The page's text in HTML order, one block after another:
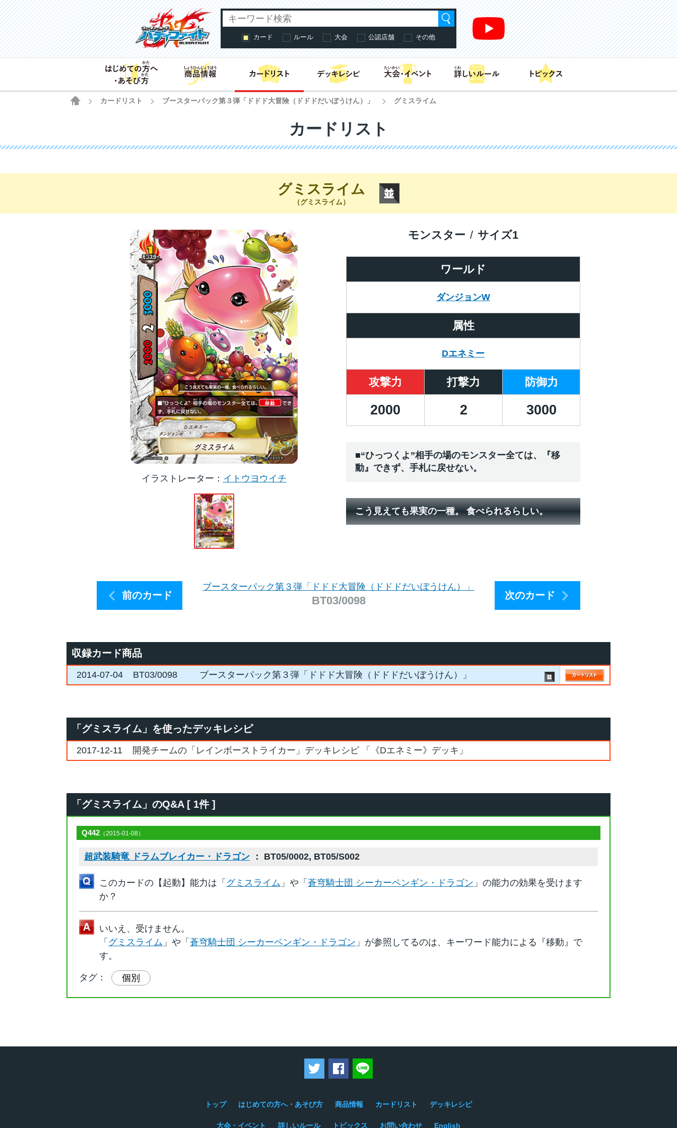
カード ルール 大会 公認店舗 その他
はじめての方へ・あそび方商品情報 カードリスト
HOME
カードリスト ブースターパック第３弾「ドドド大冒険（ドドドだいぼうけん）」 グミスライム
カードリスト
グミスライム
（グミスライム）
イラストレーター イトウヨウイチ
ワールド
ダンジョンW
モンスター サイズ1
属性
Dエネミー
攻撃力 打撃力 防御力
2000 2 3000
■“ひっつくよ”相手の場のモンスター全ては、『移
動』できず、手札に戻せない。
こう見えても果実の一種。 食べられるらしい。
前のカード
ブースターパック第３弾「ドドド大冒険（ドドドだいぼうけん）」
BT03/0098 次のカード
収録カード商品
2014-07-04 BT03/0098 ブースターパック第３弾「ドドド大冒険（ドドドだいぼうけん）」
「グミスライム」を使ったデッキレシピ
2017-12-11 開発チームの「レインボーストライカー」デッキレシピ 「《Dエネミー》デッキ」
「グミスライム」のQ&A [ 1件 ]
Q442 （2015-01-08）
超武装騎竜 ドラムブレイカー・ドラゴン ： BT05/0002, BT05/S002
このカードの【起動】能力は「 グミスライム 」や「 蒼穹騎士団 シーカーペンギン・ドラゴン 」の能力の効果を受けます
か？
いいえ、受けません。
「 グミスライム 」や「 蒼穹騎士団 シーカーペンギン・ドラゴン 」が参照してるのは、キーワード能力による『移動』で
す。
タグ： 個別
ツイートするFacebookでシェアする
トップ はじめての方へ・あそび方 商品情報 カードリスト デッキレシピ
大会・イベント 詳しいルール トピックス お問い合わせ English